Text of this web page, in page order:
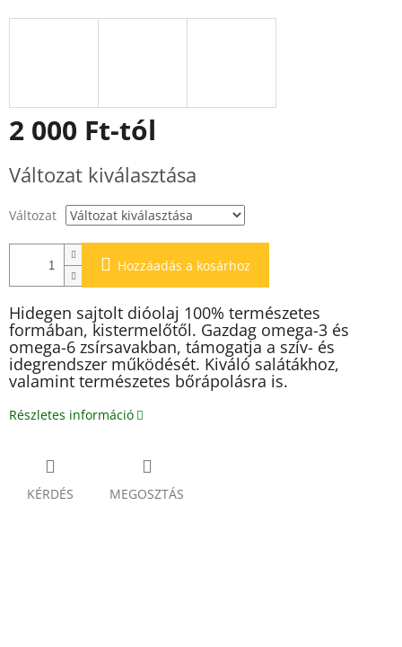
2 000 Ft-tól
Változat kiválasztása
Változat
Hozzáadás a kosárhoz
Hidegen sajtolt dióolaj 100% természetes
formában, kistermelőtől. Gazdag omega-3 és
omega-6 zsírsavakban, támogatja a szív- és
idegrendszer működését. Kiváló salátákhoz,
valamint természetes bőrápolásra is.
Részletes információ
KÉRDÉS MEGOSZTÁS